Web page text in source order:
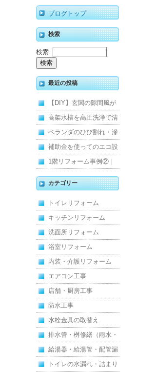
ブログトップ
検索
検索:
最近の投稿
【DIY】玄関の隙間風が
寒くて断熱ドアに交換し
ました
高架水槽を高圧洗浄で清
掃！衛生的な給水環境を
維持｜施工事例
ベランダのひび割れ・滲
みを解消！賃貸マンショ
ン防水工事
補助金を使ってのエコ設
備住宅リフォーム
1階リフォーム事例②｜
キッチン・床・収納を一
新し、扉新設で動線を整
えた全面改修
カテゴリー
トイレリフォーム
キッチンリフォーム
洗面所リフォーム
浴室リフォーム
内装・介護リフォーム
エアコン工事
店舗・厨房工事
防水工事
水栓金具の取替え
排水管・桝修繕（雨水・
汚水）
給湯器・給湯管・配管漏
れ
トイレの水漏れ・詰まり